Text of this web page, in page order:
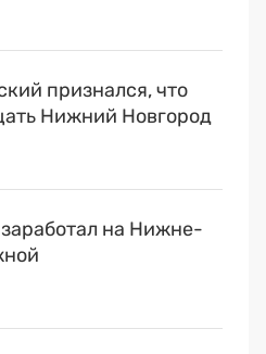
исцелять
(текущая)
признался, что
Нижний Новгород
на Нижне-